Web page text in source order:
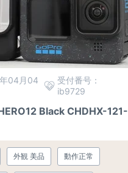
04月04
受付番号：
ib9729
Black CHDHX-121-
外観 美品 動作正常